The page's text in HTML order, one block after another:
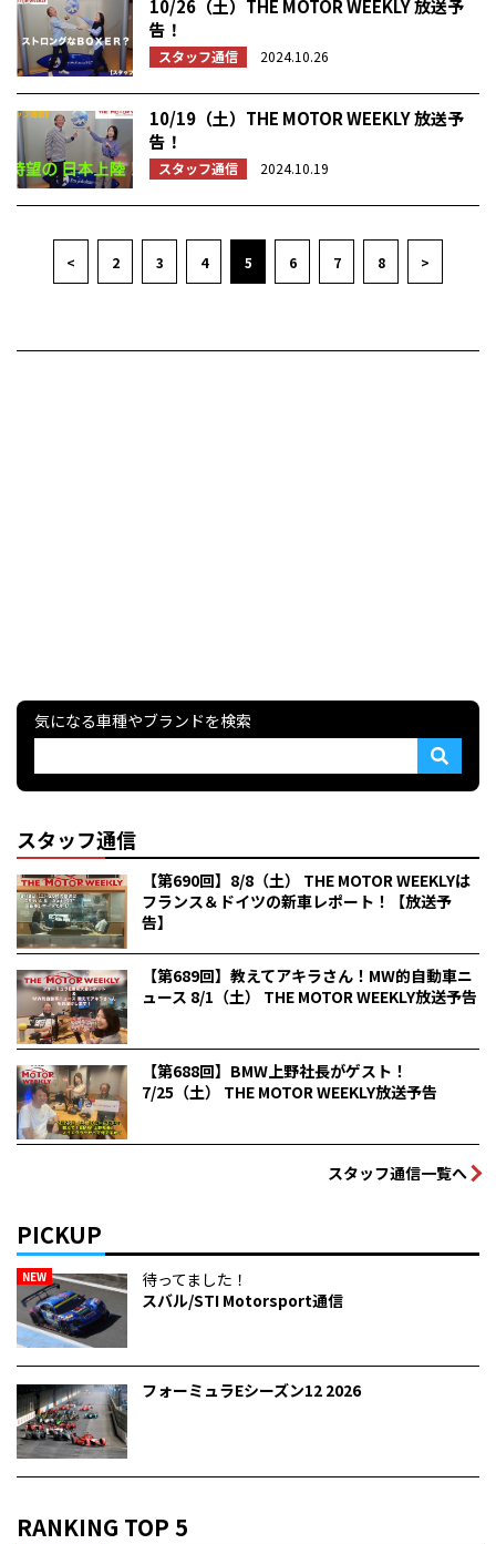
10/26（土）THE MOTOR WEEKLY 放送予
告！
スタッフ通信 2024.10.26
10/19（土）THE MOTOR WEEKLY 放送予
告！
スタッフ通信 2024.10.19
< 2 3 4 5 6 7 8 >
気になる車種やブランドを検索
スタッフ通信
【第690回】8/8（土） THE MOTOR WEEKLYは
フランス＆ドイツの新車レポート！【放送予
告】
【第689回】教えてアキラさん！MW的自動車ニ
ュース 8/1（土） THE MOTOR WEEKLY放送予告
【第688回】BMW上野社長がゲスト！
7/25（土） THE MOTOR WEEKLY放送予告
スタッフ通信一覧へ
PICKUP
NEW
待ってました！
スバル/STI Motorsport通信
フォーミュラEシーズン12 2026
RANKING TOP 5